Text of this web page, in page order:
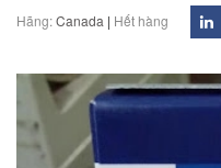
Hãng:Canada | Hết hàng